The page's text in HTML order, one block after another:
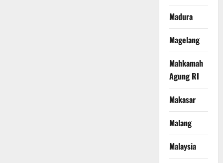
Madura
Magelang
Mahkamah
Agung RI
Makasar
Malang
Malaysia